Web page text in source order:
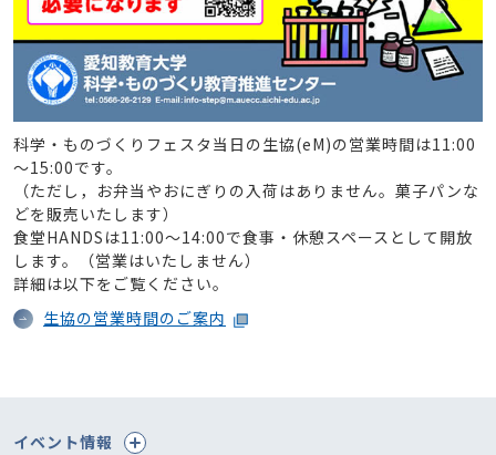
科学・ものづくりフェスタ当日の生協(eM)の営業時間は11:00
～15:00です。
（ただし，お弁当やおにぎりの入荷はありません。菓子パンな
どを販売いたします）
食堂HANDSは11:00～14:00で食事・休憩スペースとして開放
します。（営業はいたしません）
詳細は以下をご覧ください。
生協の営業時間のご案内
イベント情報